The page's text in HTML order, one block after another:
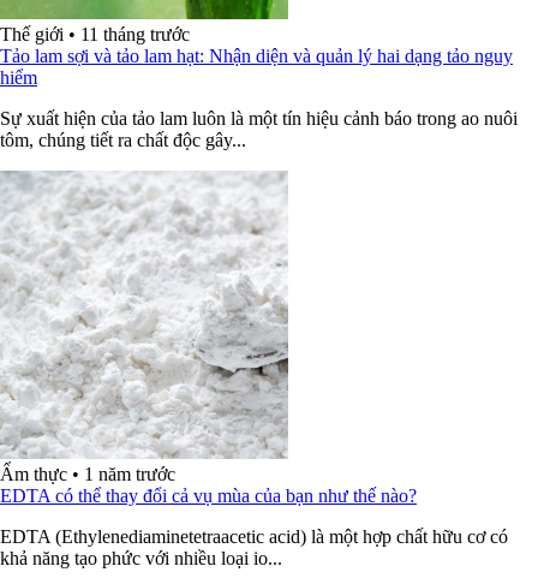
Thế giới • 11 tháng trước
Tảo lam sợi và tảo lam hạt: Nhận diện và quản lý hai dạng tảo nguy
hiểm
Sự xuất hiện của tảo lam luôn là một tín hiệu cảnh báo trong ao nuôi
tôm, chúng tiết ra chất độc gây...
Ẩm thực • 1 năm trước
EDTA có thể thay đổi cả vụ mùa của bạn như thế nào?
EDTA (Ethylenediaminetetraacetic acid) là một hợp chất hữu cơ có
khả năng tạo phức với nhiều loại io...